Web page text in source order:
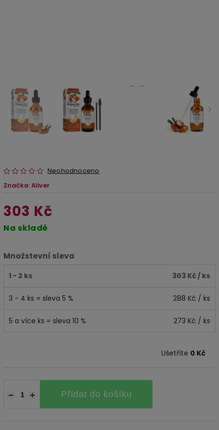
Neohodnoceno
Značka:Aliver
303 Kč
Na skladě
Množstevní sleva
1 - 2 ks 303 Kč / ks
3 - 4 ks = sleva 5 % 288 Kč / ks
5 a více ks = sleva 10 % 273 Kč / ks
Ušetříte 0 Kč
+
− Přidat do košíku